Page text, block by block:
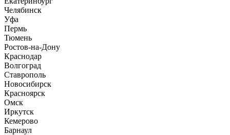
Челябинск
Уфа
Пермь
Тюмень
Ростов-на-Дону
Краснодар
Волгоград
Ставрополь
Новосибирск
Красноярск
Омск
Иркутск
Кемерово
Барнаул